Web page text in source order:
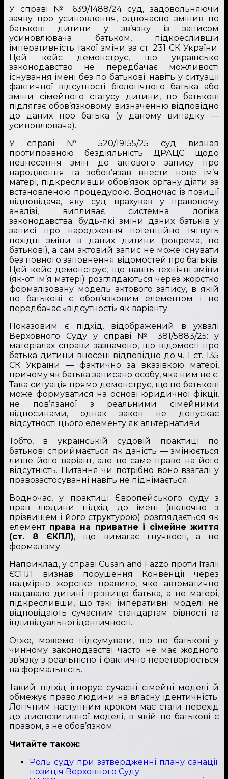
У справі № 639/1488/24 суд, задовольняючи
заяву про усиновлення, одночасно змінив по
батькові дитини у зв’язку із записом
усиновлювача батьком, підкресливши
імперативність такої зміни за ст. 231 СК України.
Цей кейс демонструє, що українське
законодавство не передбачає можливості
існування імені без по батькові: навіть у ситуації
фактичної відсутності біологічного батька або
зміни сімейного статусу дитини, по батькові
підлягає обов’язковому визначенню відповідно
до даних про батька (у даному випадку —
усиновлювача).
У справі № 520/19155/25 суд визнав
протиправною бездіяльність ДРАЦС щодо
невнесення змін до актового запису про
народження та зобов’язав внести нове ім’я
матері, підкресливши обов’язок органу діяти за
встановленою процедурою. Водночас із позиції
відповідача, яку суд врахував у правовому
аналізі, випливає системна логіка
законодавства: будь-які зміни даних батьків у
записі про народження потенційно тягнуть
похідні зміни в даних дитини (зокрема, по
батькові), а сам актовий запис не може існувати
без повного заповнення відомостей про батьків.
Цей кейс демонструє, що навіть технічні зміни
(як-от ім’я матері) розглядаються через жорстко
формалізовану модель актового запису, в якій
по батькові є обов’язковим елементом і не
передбачає «відсутності» як варіанту.
Показовим є підхід, відображений в ухвалі
Верховного Суду у справі № 381/5883/25: у
матеріалах справи зазначено, що відомості про
батька дитини внесені відповідно до ч. 1 ст. 135
СК України — фактично за вказівкою матері,
причому як батька записано особу, яка ним не є.
Така ситуація прямо демонструє, що по батькові
може формуватися на основі юридичної фікції,
не пов’язаної з реальними сімейними
відносинами, однак закон не допускає
відсутності цього елементу як альтернативи.
Тобто, в українській судовій практиці по
батькові сприймається як даність — змінюється
лише його варіант, але не саме право на його
відсутність. Питання чи потрібно воно взагалі у
правозастосуванні навіть не піднімається.
Водночас, у практиці Європейського суду з
прав людини підхід до імені (включно з
прізвищем і його структурою) розглядається як
елемент права на приватне і сімейне життя
(ст. 8 ЄКПЛ), що вимагає гнучкості, а не
формалізму.
Наприклад, у справі Cusan and Fazzo проти Італії
ЄСПЛ визнав порушення Конвенції через
надмірно жорстке правило, яке автоматично
надавало дитині прізвище батька, а не матері,
підкресливши, що такі імперативні моделі не
відповідають сучасним стандартам рівності та
індивідуальної ідентичності.
Отже, можемо підсумувати, що по батькові у
чинному законодавстві часто не має жодного
зв’язку з реальністю і фактично перетворюється
на формальність.
Такий підхід ігнорує сучасні сімейні моделі й
обмежує право людини на власну ідентичність.
Логічним наступним кроком має стати перехід
до диспозитивної моделі, в якій по батькові є
правом, а не обов’язком.
Читайте також:
Роль суду при затвердженні плану санації:
позиція Верховного Суду